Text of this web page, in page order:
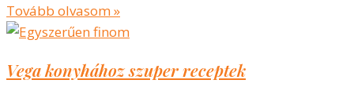
Tovább olvasom »
Vega konyhához szuper receptek